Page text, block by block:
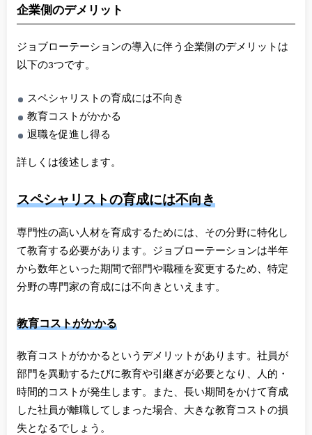
企業側のデメリット
ジョブローテーションの導入に伴う企業側のデメリットは
以下の3つです。
スペシャリストの育成には不向き
教育コストがかかる
退職を促進し得る
詳しくは後述します。
スペシャリストの育成には不向き
専門性の高い人材を育成するためには、その分野に特化し
て教育する必要があります。ジョブローテーションは半年
から数年といった期間で部門や職種を変更するため、特定
分野の専門家の育成には不向きといえます。
教育コストがかかる
教育コストがかかるというデメリットがあります。社員が
部門を異動するたびに教育や引継ぎが必要となり、人的・
時間的コストが発生します。また、長い期間をかけて育成
した社員が離職してしまった場合、大きな教育コストの損
失となるでしょう。